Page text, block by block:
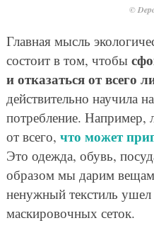
©
Главная мысль
состоит в том, чтобы
и отказаться от всего
действительно научила
потребление. Например,
от всего, что может
Это одежда, обувь,
образом мы дарим
ненужный текстиль ушел
маскировочных сеток.